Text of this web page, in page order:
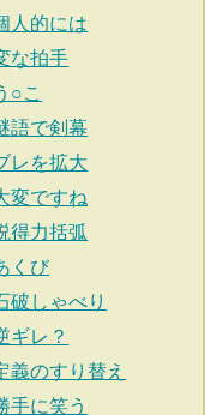
人的には
な拍手
○こ
語で剣幕
レを拡大
変ですね
得力括弧
くび
破しゃべり
ギレ？
義のすり替え
手に笑う